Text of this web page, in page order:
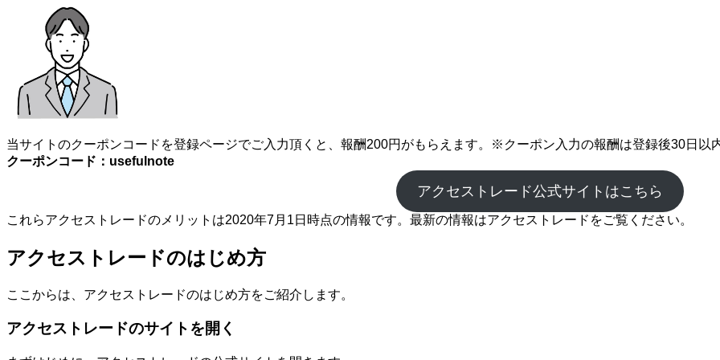
当サイトのクーポンコードを登録ページでご入力頂くと、報酬200円がもらえます。※クーポン入力の報酬は登録後30日以
クーポンコード：usefulnote
アクセストレード公式サイトはこちら
これらアクセストレードのメリットは2020年7月1日時点の情報です。最新の情報はアクセストレードをご覧ください。
アクセストレードのはじめ方
ここからは、アクセストレードのはじめ方をご紹介します。
アクセストレードのサイトを開く